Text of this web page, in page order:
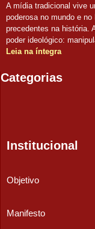
A mídia tradicional vive
poderosa no mundo e
precedentes na história.
poder ideológico:
Leia na íntegra
Categorias
Institucional
Objetivo
Manifesto